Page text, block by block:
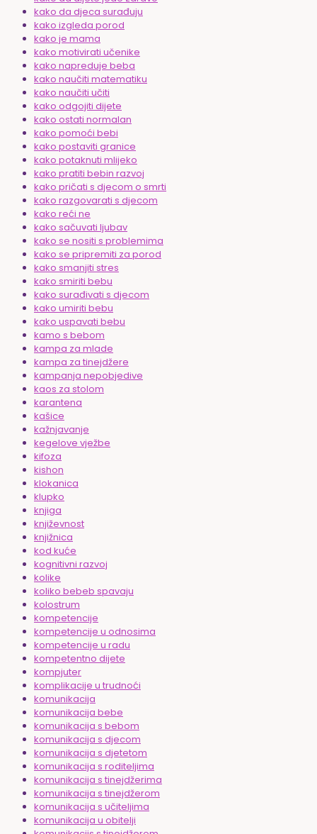
kako da djeca surađuju
kako izgleda porod
kako je mama
kako motivirati učenike
kako napreduje beba
kako naučiti matematiku
kako naučiti učiti
kako odgojiti dijete
kako ostati normalan
kako pomoći bebi
kako postaviti granice
kako potaknuti mlijeko
kako pratiti bebin razvoj
kako pričati s djecom o smrti
kako razgovarati s djecom
kako reći ne
kako sačuvati ljubav
kako se nositi s problemima
kako se pripremiti za porod
kako smanjiti stres
kako smiriti bebu
kako surađivati s djecom
kako umiriti bebu
kako uspavati bebu
kamo s bebom
kampa za mlade
kampa za tinejdžere
kampanja nepobjedive
kaos za stolom
karantena
kašice
kažnjavanje
kegelove vježbe
kifoza
kishon
klokanica
klupko
knjiga
književnost
knjižnica
kod kuće
kognitivni razvoj
kolike
koliko bebeb spavaju
kolostrum
kompetencije
kompetencije u odnosima
kompetencije u radu
kompetentno dijete
kompjuter
komplikacije u trudnoći
komunikacija
komunikacija bebe
komunikacija s bebom
komunikacija s djecom
komunikacija s djetetom
komunikacija s roditeljima
komunikacija s tinejdžerima
komunikacija s tinejdžerom
komunikacija s učiteljima
komunikacija u obitelji